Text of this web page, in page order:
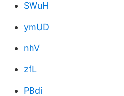
SWuH
ymUD
nhV
zfL
PBdi